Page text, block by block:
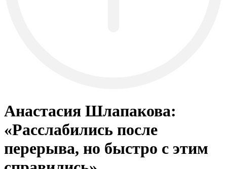
Анастасия Шлапакова:
«Расслабились после
перерыва, но быстро с этим